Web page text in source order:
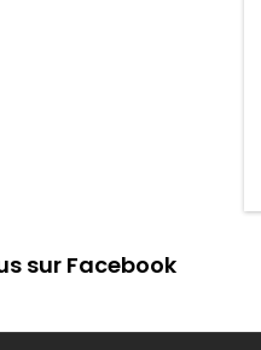
sur Facebook